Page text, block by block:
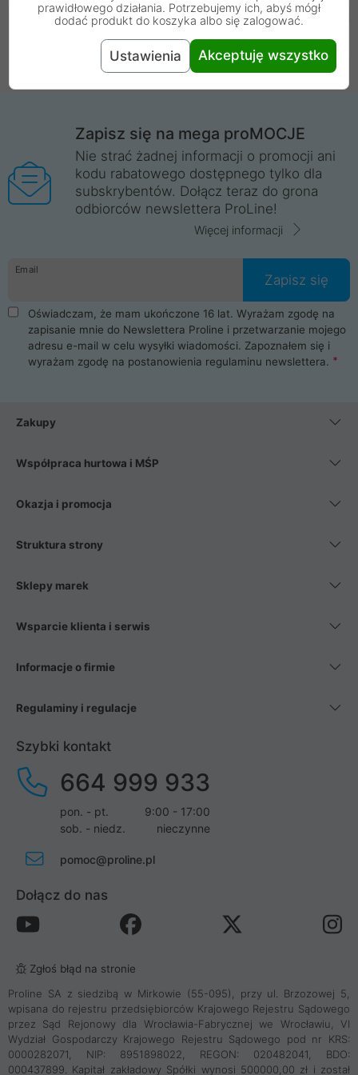
Wstecz 1 Dalej
Zapisz się na mega proMOCJE
Nie strać żadnej informacji o promocji ani
kodu rabatowego dostępnego tylko dla
subskrybentów. Dołącz teraz do grona
odbiorców newslettera ProLine!
Więcej informacji
Email
Zapisz się
Oświadczam, że mam ukończone 16 lat. Wyrażam zgodę na
zapisanie mnie do Newslettera Proline i przetwarzanie mojego
adresu e-mail w celu wysyłki wiadomości. Zapoznałem się i
wyrażam zgodę na postanowienia regulaminu newslettera.
Zakupy
Współpraca hurtowa i MŚP
Okazja i promocja
Struktura strony
Sklepy marek
Wsparcie klienta i serwis
Informacje o firmie
Regulaminy i regulacje
Szybki kontakt
664 999 933
pon. - pt.
9:00 - 17:00
sob. - niedz.
nieczynne
pomoc@proline.pl
Dołącz do nas
Zgłoś błąd na stronie
Proline SA z siedzibą w Mirkowie (55-095), przy ul. Brzozowej 5,
wpisana do rejestru przedsiębiorców Krajowego Rejestru Sądowego
przez Sąd Rejonowy dla Wrocławia-Fabrycznej we Wrocławiu, VI
Wydział Gospodarczy Krajowego Rejestru Sądowego pod nr KRS:
0000282071, NIP: 8951898022, REGON: 020482041, BDO:
000437899. Kapitał zakładowy Spółki wynosi 500000,00 zł i został
prawidłowego działania. Potrzebujemy ich, abyś mógł
dodać produkt do koszyka albo się zalogować.
Ustawienia Akceptuję wszystko